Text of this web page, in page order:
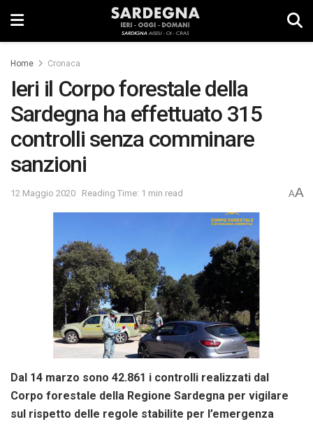
Home Cronaca
Ieri il Corpo forestale della
Sardegna ha effettuato 315
controlli senza comminare
sanzioni
12 Maggio 2020 Reading Time: 1 min read AA
Dal 14 marzo sono 42.861 i controlli realizzati dal
Corpo forestale della Regione Sardegna per vigilare
sul rispetto delle regole stabilite per l’emergenza